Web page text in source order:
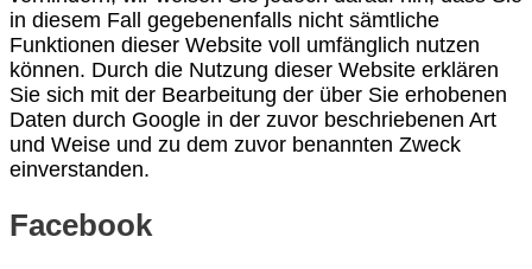
in diesem Fall gegebenenfalls nicht sämtliche
Funktionen dieser Website voll umfänglich nutzen
können. Durch die Nutzung dieser Website erklären
Sie sich mit der Bearbeitung der über Sie erhobenen
Daten durch Google in der zuvor beschriebenen Art
und Weise und zu dem zuvor benannten Zweck
einverstanden.
Facebook